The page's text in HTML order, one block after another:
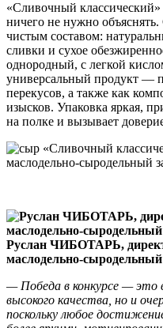
«Сливочный
ничего не нужно
чистым составом:
сливки и сухое
однородный, с легкой
универсальный продукт —
перекусов, а также как
изысков. Упаковка яркая,
на полке и вызывает
Руслан ЧИБОТАРЬ,
маслодельно-сыродельный
— Победа в конкурсе — это
высокого качества, но и
поскольку любое